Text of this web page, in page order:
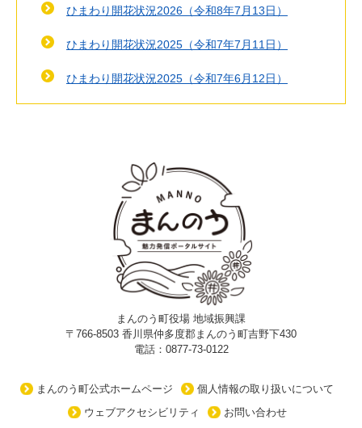
ひまわり開花状況2026（令和8年7月13日）
ひまわり開花状況2025（令和7年7月11日）
ひまわり開花状況2025（令和7年6月12日）
まんのう町役場 地域振興課
〒766-8503 香川県仲多度郡まんのう町吉野下430
電話：0877-73-0122
まんのう町公式ホームページ
個人情報の取り扱いについて
ウェブアクセシビリティ
お問い合わせ